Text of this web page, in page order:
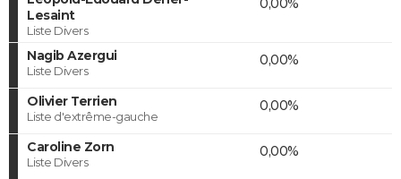
Lesaint
Liste Divers
0,00%
Nagib Azergui
Liste Divers
0,00%
Olivier Terrien
Liste d'extrême-gauche
0,00%
Caroline Zorn
Liste Divers
0,00%